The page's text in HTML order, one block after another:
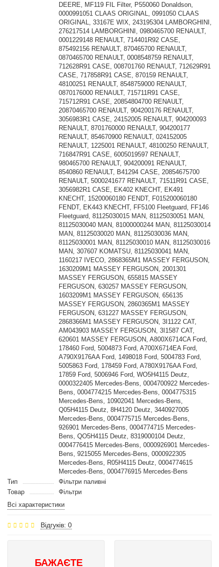
DEERE, MF119 FIL Filter, P550060 Donaldson,
0000991051 CLAAS ORIGINAL, 0991050 CLAAS
ORIGINAL, 33167E WIX, 243195304 LAMBORGHINI,
276217514 LAMBORGHINI, 0980465700 RENAULT,
0001229148 RENAULT, 714401R92 CASE,
875492156 RENAULT, 870465700 RENAULT,
0870465700 RENAULT, 0008548759 RENAULT,
712628R91 CASE, 008701760 RENAULT, 712629R91
CASE, 717858R91 CASE, 870159 RENAULT,
48100251 RENAULT, 8548759000 RENAULT,
0870176000 RENAULT, 715711R91 CASE,
715712R91 CASE, 20854804700 RENAULT,
20870465700 RENAULT, 904200176 RENAULT,
3056983R1 CASE, 24152005 RENAULT, 904200093
RENAULT, 8701760000 RENAULT, 904200177
RENAULT, 854670900 RENAULT, 024152005
RENAULT, 1225001 RENAULT, 48100250 RENAULT,
716847R91 CASE, 6005019597 RENAULT,
980465700 RENAULT, 904200091 RENAULT,
8540860 RENAULT, B41294 CASE, 20854675700
RENAULT, 5000241677 RENAULT, 71511R91 CASE,
3056982R1 CASE, EK402 KNECHT, EK491
KNECHT, 15200060180 FENDT, F015200060180
FENDT, EK443 KNECHT, FF5100 Fleetguard, FF146
Fleetguard, 81125030015 MAN, 81125030051 MAN,
81125030040 MAN, 81000000244 MAN, 81125030014
MAN, 81125030020 MAN, 81125030036 MAN,
81125030001 MAN, 81125030010 MAN, 81125030016
MAN, 307607 KOMATSU, 81125030041 MAN,
1160217 IVECO, 2868365M1 MASSEY FERGUSON,
1630209M1 MASSEY FERGUSON, 2001301
MASSEY FERGUSON, 655815 MASSEY
FERGUSON, 630257 MASSEY FERGUSON,
1603209M1 MASSEY FERGUSON, 656135
MASSEY FERGUSON, 2860365M1 MASSEY
FERGUSON, 631227 MASSEY FERGUSON,
2868366M1 MASSEY FERGUSON, 3I1122 CAT,
AM043903 MASSEY FERGUSON, 3I1587 CAT,
620601 MASSEY FERGUSON, A800X6714CA Ford,
178460 Ford, 5004873 Ford, A700X6714EA Ford,
A790X9176AA Ford, 1498018 Ford, 5004783 Ford,
5005863 Ford, 178459 Ford, A780X9176AA Ford,
17859 Ford, 5006946 Ford, WO5H4115 Deutz,
0000322405 Mercedes-Bens, 0004700922 Mercedes-
Bens, 0004774215 Mercedes-Bens, 0004775315
Mercedes-Bens, 10902041 Mercedes-Bens,
Q05H4115 Deutz, 8H4120 Deutz, 3440927005
Mercedes-Bens, 0004775715 Mercedes-Bens,
926901 Mercedes-Bens, 0004774715 Mercedes-
Bens, QO5H4115 Deutz, 8319000104 Deutz,
0004776415 Mercedes-Bens, 0000926901 Mercedes-
Bens, 9215055 Mercedes-Bens, 0000922305
Mercedes-Bens, R05H4115 Deutz, 0004774615
Mercedes-Bens, 0004776915 Mercedes-Bens
Тип
Фільтри паливні
Товар
Фільтри
Всі характеристики
Відгуків: 0
БАЖАЄТЕ